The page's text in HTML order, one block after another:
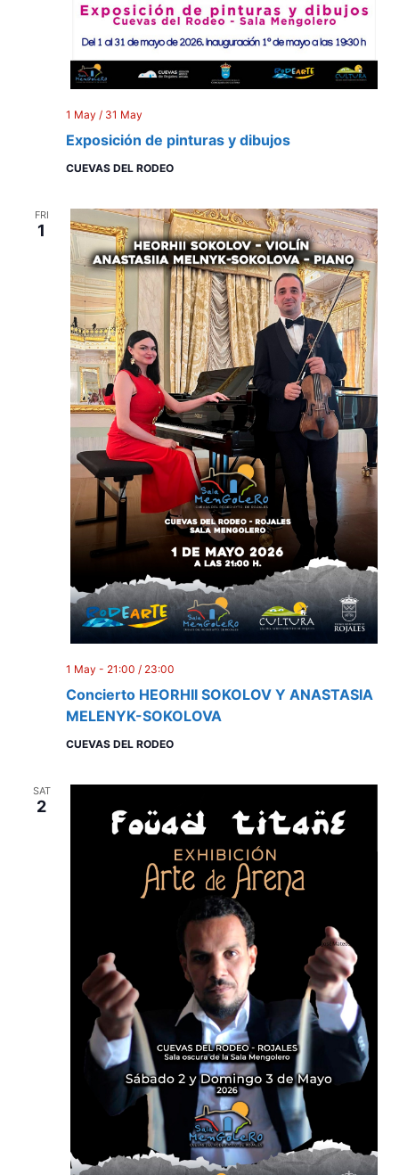
Exposición de pinturas y dibujos
1 May / 31 May
CUEVAS DEL RODEO
FRI
1
Concierto HEORHII SOKOLOV Y ANASTASIA
MELENYK-SOKOLOVA
1 May - 21:00 / 23:00
CUEVAS DEL RODEO
SAT
2